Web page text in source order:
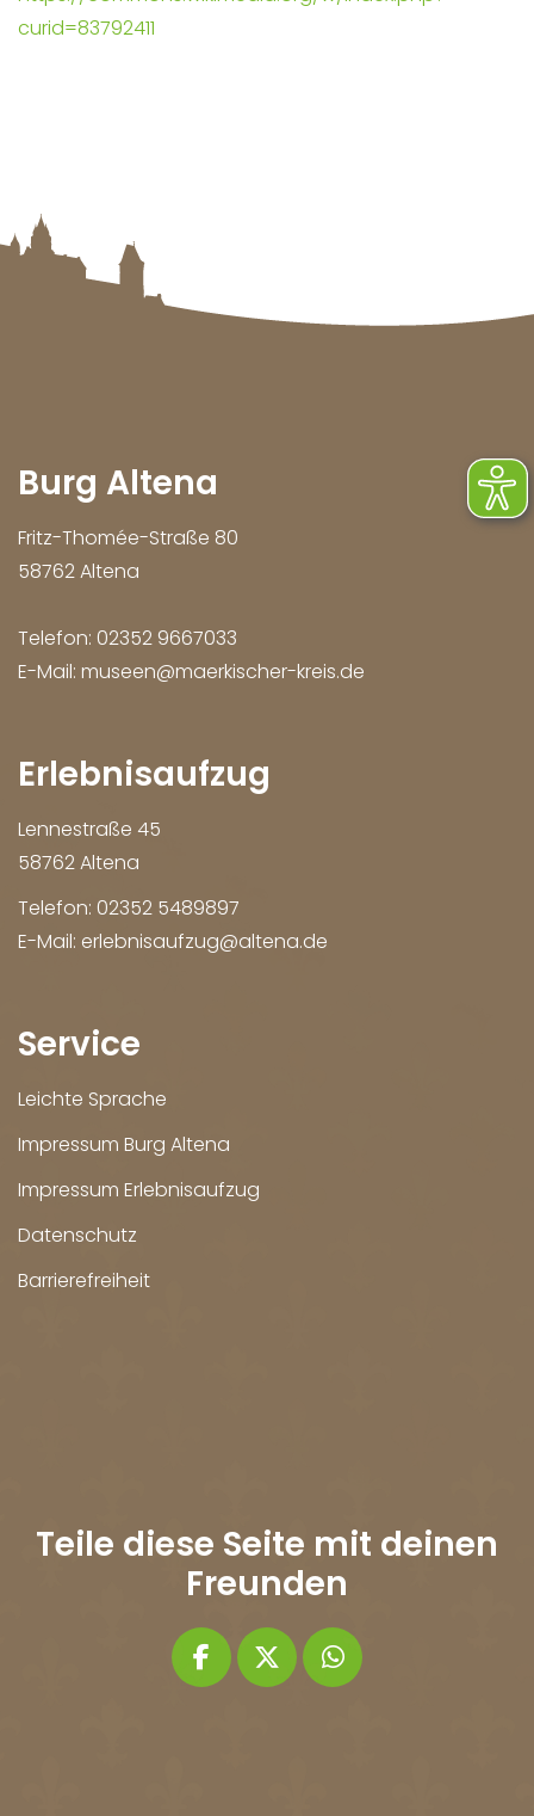
curid=83792411
Burg Altena
Fritz-Thomée-Straße 80
58762 Altena
Telefon: 02352 9667033
E-Mail: museen@maerkischer-kreis.de
Erlebnisaufzug
Lennestraße 45
58762 Altena
Telefon: 02352 5489897
E-Mail: erlebnisaufzug@altena.de
Service
Leichte Sprache
Impressum Burg Altena
Impressum Erlebnisaufzug
Datenschutz
Barrierefreiheit
Teile diese Seite mit deinen
Freunden